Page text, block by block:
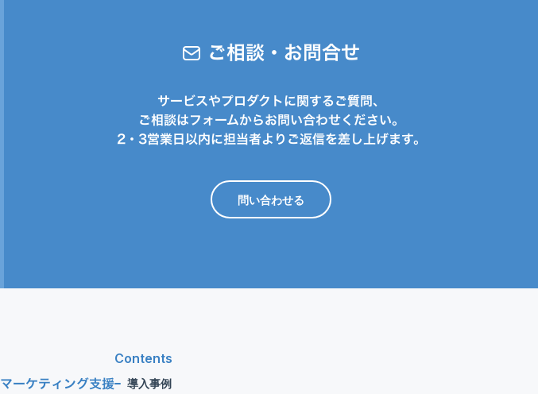
ご相談・お問合せ
サービスやプロダクトに関するご質問、
ご相談はフォームからお問い合わせください。
2・3営業日以内に担当者よりご返信を差し上げます。
問い合わせる
マーケティング支援
Contents
導入事例